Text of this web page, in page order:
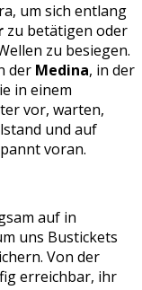
um sich entlang
zu betätigen oder
zu besiegen.
der Medina, in der
in einem
vor, warten,
und auf
voran.
auf in
uns Bustickets
Von der
erreichbar, ihr